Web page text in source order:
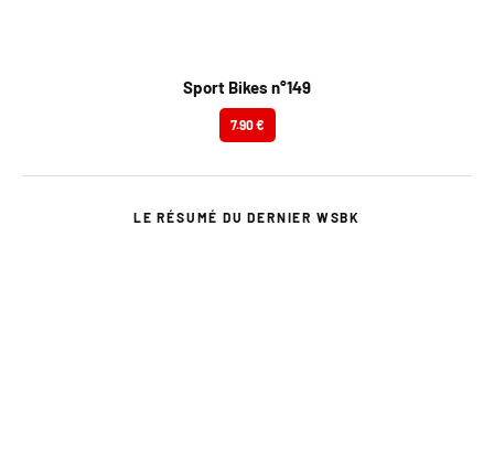
Sport Bikes n°149
7.90 €
LE RÉSUMÉ DU DERNIER WSBK